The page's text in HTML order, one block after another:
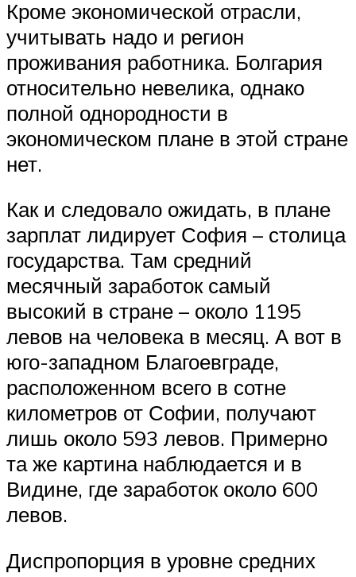
Кроме экономической отрасли,
учитывать надо и регион
проживания работника. Болгария
относительно невелика, однако
полной однородности в
экономическом плане в этой стране
нет.
Как и следовало ожидать, в плане
зарплат лидирует София – столица
государства. Там средний
месячный заработок самый
высокий в стране – около 1195
левов на человека в месяц. А вот в
юго-западном Благоевграде,
расположенном всего в сотне
километров от Софии, получают
лишь около 593 левов. Примерно
та же картина наблюдается и в
Видине, где заработок около 600
левов.
Диспропорция в уровне средних